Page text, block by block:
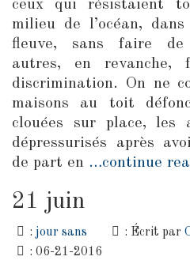
ceux qui résistaient
milieu de l’océan,
fleuve, sans faire
autres, en revanche,
discrimination. On ne
maisons au toit
clouées sur place, les
dépressurisés après
de part en …continue
21 juin
:jour sans : Écrit par
: 06-21-2016